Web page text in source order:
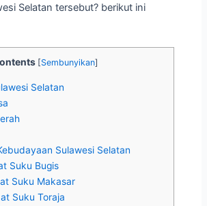
Selatan tersebut? berikut ini
[Sembunyikan]
Selatan
Sulawesi Selatan
Suku Bugis
Suku Makasar
Suku Toraja